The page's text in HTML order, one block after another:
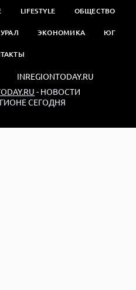
LIFESTYLE ОБЩЕСТВО
УРАЛ ЭКОНОМИКА ЮГ
- НОВОСТИ
СЕГОДНЯ